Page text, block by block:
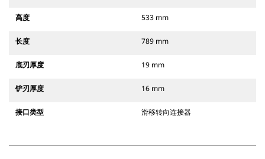
高度 533 mm
长度 789 mm
底刃厚度 19 mm
铲刃厚度 16 mm
接口类型 滑移转向连接器